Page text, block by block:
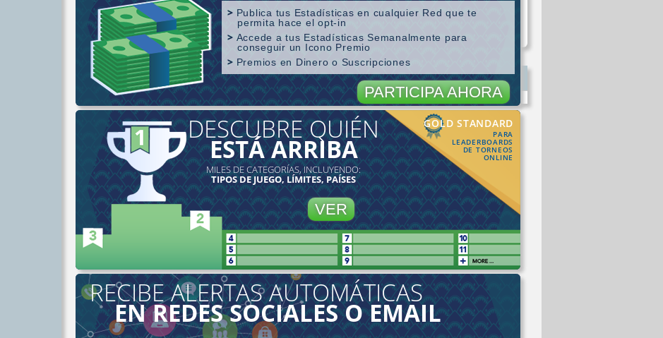
Publica tus Estadísticas en cualquier Red que te
permita hace el opt-in
Accede a tus Estadísticas Semanalmente para
conseguir un Icono Premio
Premios en Dinero o Suscripciones
PARTICIPA AHORA
GOLD STANDARD
PARA
LEADERBOARDS
DE TORNEOS
ONLINE
DESCUBRE QUIÉN
ESTÁ ARRIBA
MILES DE CATEGORÍAS, INCLUYENDO:
TIPOS DE JUEGO, LÍMITES, PAÍSES
VER
RECIBE ALERTAS AUTOMÁTICAS
EN REDES SOCIALES O EMAIL
Cobertura SharkScope